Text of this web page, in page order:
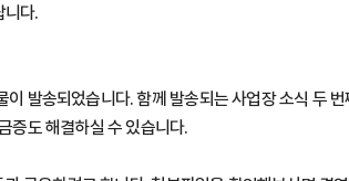
니다.
발송되었습니다. 함께 발송되는 사업장 소식 두
증도 해결하실 수 있습니다.